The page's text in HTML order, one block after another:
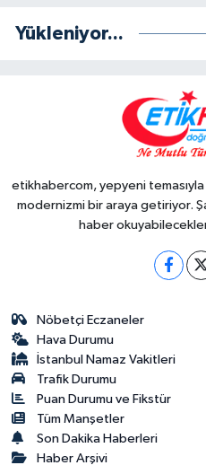
Yükleniyor...
etikhabercom, yepyeni
modernizmi bir araya getiriyor.
haber
Nöbetçi Eczaneler
Hava Durumu
İstanbul Namaz Vakitleri
Trafik Durumu
Puan Durumu ve Fikstür
Tüm Manşetler
Son Dakika Haberleri
Haber Arşivi